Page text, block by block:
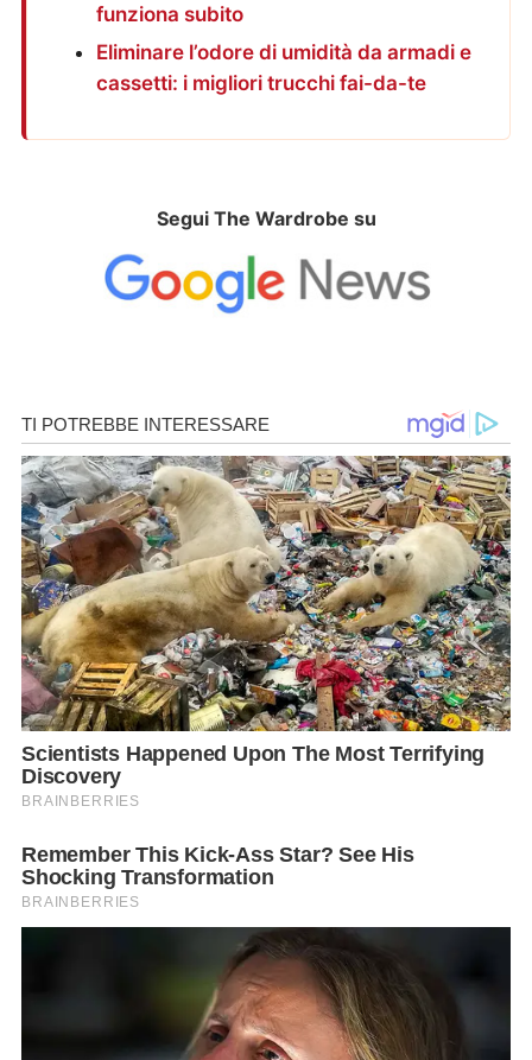
funziona subito
Eliminare l’odore di umidità da armadi e
cassetti: i migliori trucchi fai-da-te
Segui The Wardrobe su